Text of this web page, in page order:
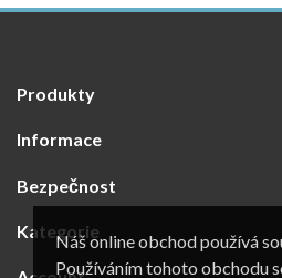
Náš online obchod používá
Používáním tohoto obchodu
Produkty
Informace
Bezpečnost
Kategorie